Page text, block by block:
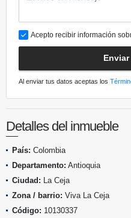
Acepto recibir información
Al enviar tus datos aceptas los
Detalles del inmueble
País: Colombia
Departamento: Antioquia
Ciudad: La Ceja
Zona / barrio: Viva La Ceja
Código: 10130337